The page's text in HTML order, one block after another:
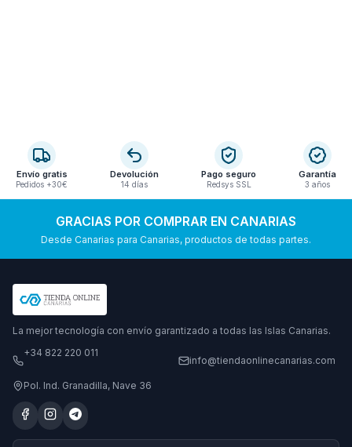
Envío gratis
Pedidos +30€
Devolución
14 días
Pago seguro
Redsys SSL
Garantía
3 años
GRACIAS POR COMPRAR EN CANARIAS
Desde Canarias para Canarias, productos de todas partes.
La mejor tecnología con envío garantizado a todas las Islas Canarias.
+34 822 220 011
info@tiendaonlinecanarias.com
Pol. Ind. Granadilla, Nave 36